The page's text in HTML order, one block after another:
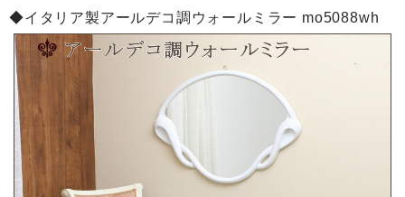
◆イタリア製アールデコ調ウォールミラー mo5088wh